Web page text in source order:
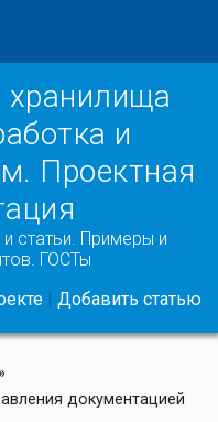
хранилища
и
Проектная
статьи. Примеры и
ГОСТы
| Добавить статью
»
документацией